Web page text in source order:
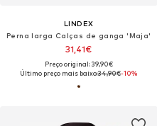
LINDEX
Perna larga Calças de ganga 'Maja'
31,41€
Preço original: 39,90€
Último preço mais baixo:34,90€-10%